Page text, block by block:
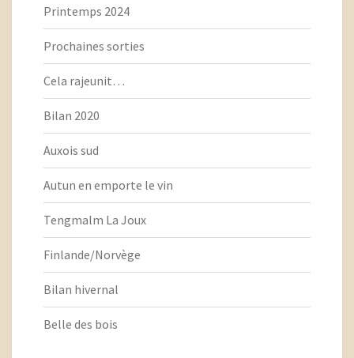
Printemps 2024
Prochaines sorties
Cela rajeunit…
Bilan 2020
Auxois sud
Autun en emporte le vin
Tengmalm La Joux
Finlande/Norvège
Bilan hivernal
Belle des bois